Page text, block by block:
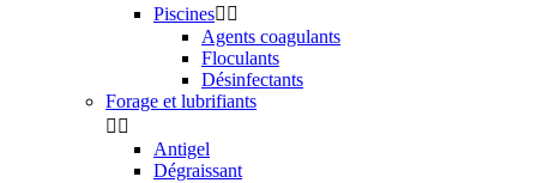
Piscines 
Agents coagulants
Floculants
Désinfectants
Forage et lubrifiants
 
Antigel
Dégraissant